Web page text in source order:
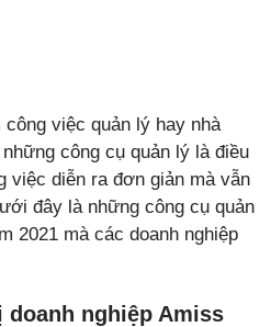
việc quản lý hay nhà
công cụ quản lý là điều
việc diễn ra đơn giản mà vẫn
đây là những công cụ quản
2021 mà các doanh nghiệp
doanh nghiệp Amiss